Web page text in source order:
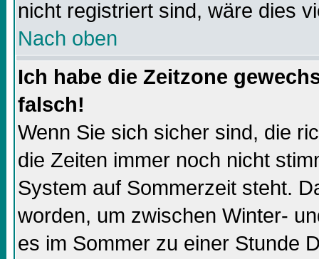
nicht registriert sind, wäre dies
Nach oben
Ich habe die Zeitzone
falsch!
Wenn Sie sich sicher sind, die
die Zeiten immer noch nicht
System auf Sommerzeit steht.
worden, um zwischen Winter-
es im Sommer zu einer Stunde